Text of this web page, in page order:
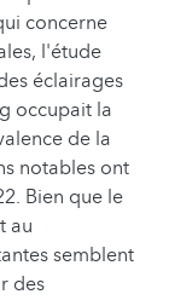
concerne
l'étude
éclairages
occupait la
de la
notables ont
Bien que le
au
semblent
des